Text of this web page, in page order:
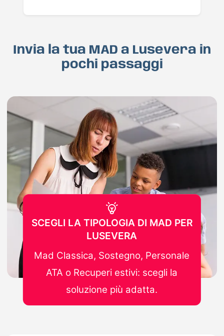
Invia la tua MAD a Lusevera in
pochi passaggi
SCEGLI LA TIPOLOGIA DI MAD PER
LUSEVERA
Mad Classica, Sostegno, Personale
ATA o Recuperi estivi: scegli la
soluzione più adatta.